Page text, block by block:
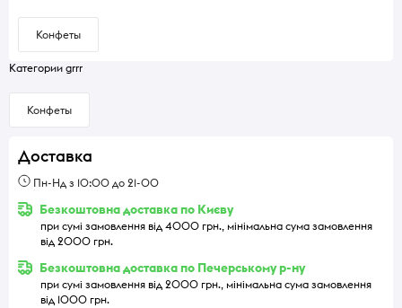
Конфеты
Категории grrr
Конфеты
Доставка
Пн-Нд з 10:00 до 21-00
Безкоштовна доставка по Києву
при сумі замовлення від 4000 грн., мінімальна сума замовлення
від 2000 грн.
Безкоштовна доставка по Печерському р-ну
при сумі замовлення від 2000 грн., мінімальна сума замовлення
від 1000 грн.